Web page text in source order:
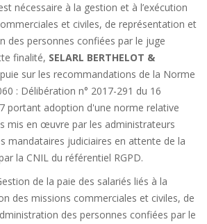
nécessaire à la gestion et à l’exécution
et civiles, de représentation et
des personnes confiées par le juge
finalité, SELARL BERTHELOT &
sur les recommandations de la Norme
: Délibération n° 2017-291 du 16
portant adoption d'une norme relative
mis en œuvre par les administrateurs
mandataires judiciaires en attente de la
la CNIL du référentiel RGPD.
de la paie des salariés liés à la
des missions commerciales et civiles, de
des personnes confiées par le